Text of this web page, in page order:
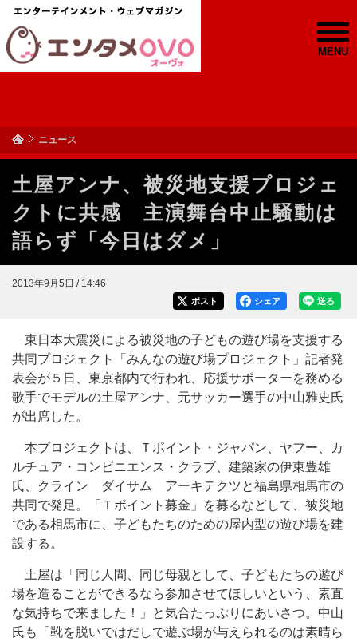
MENU
ニュース
土屋アンナ、被災地支援プロジェ
クトに共感 主演舞台中止騒動は
語らず「今日はダメ」
2013年9月5日 / 14:46
送る
シェア
ポスト
東日本大震災による被災地の子どもの遊び場を支援する
共同プロジェクト「みんなの遊び場プロジェクト」記者発
表会が５日、東京都内で行われ、応援サポーターを務める
歌手でモデルの土屋アンナ、元サッカー選手の中山雅史氏
が出席した。
本プロジェクトは、Ｔポイント・ジャパン、ヤフー、カ
ルチュア・コンビニエンス・クラブ、建築家の伊東豊雄
氏、クライン ダイサム アーキテクツと福島県相馬市の
共同で発足。「Ｔポイント募金」を募るなどして、被災地
である相馬市に、子どもたちのための屋内型の遊び場を建
設する。
土屋は「同じ人間、同じ母親として、子どもたちの遊び
場を造ることができるなら参加させてほしいという、素直
な気持ちで来ました！」と気合たっぷりにあいさつ。中山
氏も「靴を脱いではだしで遊ぶ場が与えられるのは素晴ら